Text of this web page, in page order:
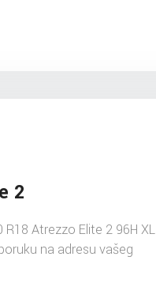
2
Atrezzo Elite 2 96H XL
na adresu vašeg